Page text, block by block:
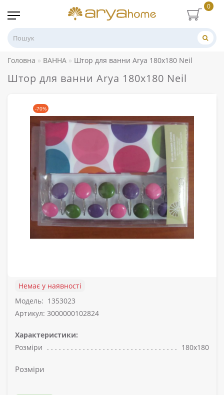
0
Головна ВАННА Штор для ванни Arya 180x180 Neil
Штор для ванни Arya 180x180 Neil
-70%
Немає у наявності
Модель: 1353023
Артикул: 3000000102824
Характеристики:
Розміри
180x180
Розміри